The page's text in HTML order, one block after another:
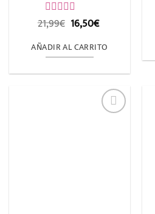
Valorado
con
de
5
21,99€ El
precio
original
era:
16,50€El
actual
es:
AÑADIR AL CARRITO